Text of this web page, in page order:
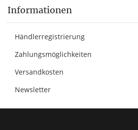
Informationen
Händlerregistrierung
Zahlungsmöglichkeiten
Versandkosten
Newsletter